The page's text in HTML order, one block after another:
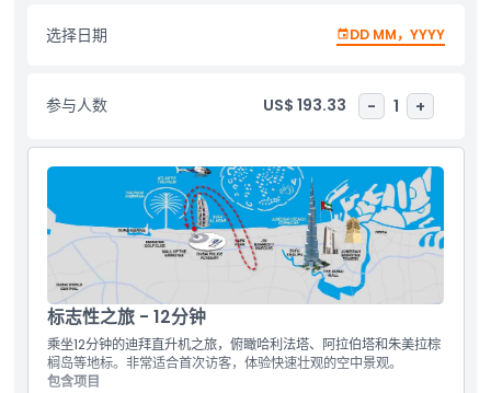
此外，还可看到目前世界最高建筑哈利法塔这座令人赞叹的建筑杰
作。探索新的迪拜水道以及其他艺术风格的摩天大楼和迪拜码头。标
客。完成 12 分钟的标志性游览后，直升机将返回迪拜码头。直升机
乘坐可选择拼乘或私人包机方式预订。
包含项
儿童成人政策
需要了解的事项
选择日期 DD MM，YYYY
参与人数 US$ 193.33 - 1 +
标志性之旅 - 12分钟
乘坐12分钟的迪拜直升机之旅，俯瞰哈利法塔、阿拉伯塔和朱美拉棕
榈岛等地标。非常适合首次访客，体验快速壮观的空中景观。
包含项目